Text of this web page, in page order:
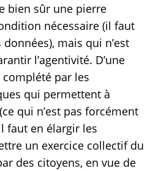
bien sûr une pierre
nécessaire (il faut
mais qui n’est
l’agentivité. D’une
par les
qui permettent à
qui n’est pas forcément
faut en élargir les
un exercice collectif du
des citoyens, en vue de